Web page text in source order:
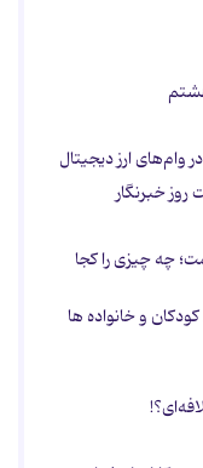
هشتم
وام‌های ارز دیجیتال
خبرنگار
چه چیزی را کجا
و خانواده ها